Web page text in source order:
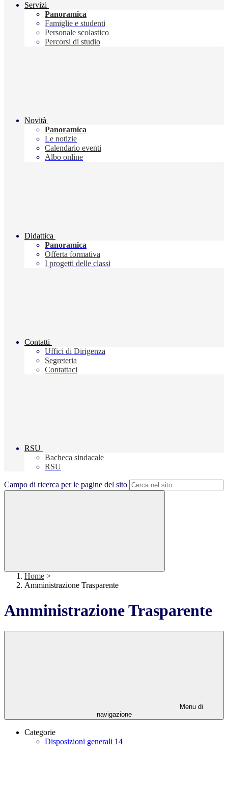
Servizi
Panoramica
Famiglie e studenti
Personale scolastico
Percorsi di studio
Novità
Panoramica
Le notizie
Calendario eventi
Albo online
Didattica
Panoramica
Offerta formativa
I progetti delle classi
Contatti
Uffici di Dirigenza
Segreteria
Contattaci
RSU
Bacheca sindacale
RSU
Campo di ricerca per le pagine del sito
Home >
Amministrazione Trasparente
Amministrazione Trasparente
Menu di
navigazione
Categorie
Disposizioni generali 14